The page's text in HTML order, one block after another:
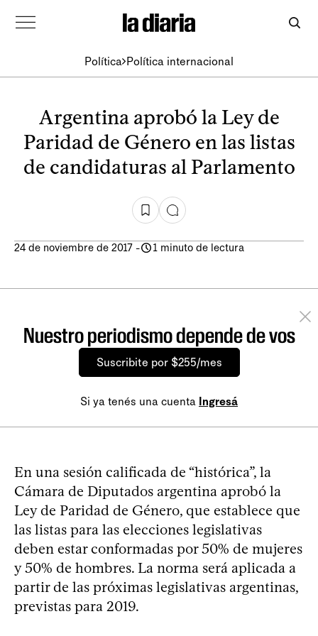
Política Política internacional
Argentina aprobó la Ley de
Paridad de Género en las listas
de candidaturas al Parlamento
24 de noviembre de 2017 - 1 minuto de lectura
Nuestro periodismo depende de vos
Suscribite por $255/mes
Si ya tenés una cuenta Ingresá
En una sesión calificada de “histórica”, la
Cámara de Diputados argentina aprobó la
Ley de Paridad de Género, que establece que
las listas para las elecciones legislativas
deben estar conformadas por 50% de mujeres
y 50% de hombres. La norma será aplicada a
partir de las próximas legislativas argentinas,
previstas para 2019.